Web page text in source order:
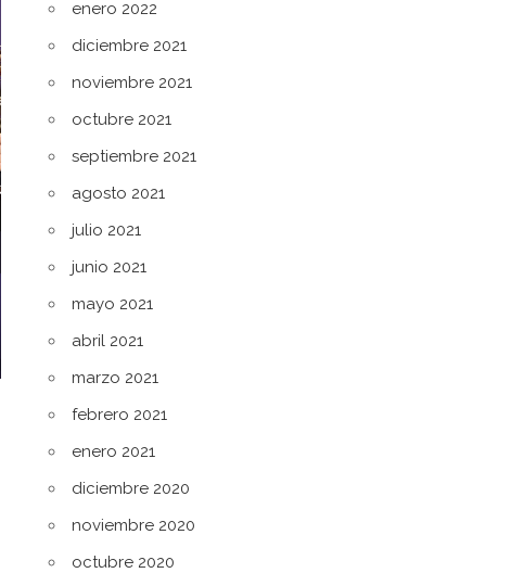
enero 2022
diciembre 2021
noviembre 2021
octubre 2021
septiembre 2021
agosto 2021
julio 2021
junio 2021
mayo 2021
abril 2021
marzo 2021
febrero 2021
enero 2021
diciembre 2020
noviembre 2020
octubre 2020